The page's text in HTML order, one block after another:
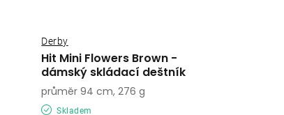
Hit Mini Flowers Brown -
dámský skládací deštník
Derby
Skladem
průměr 94 cm, 276 g